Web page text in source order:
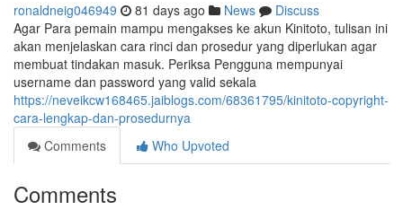
ronaldneig046949 81 days ago News
Discuss
Agar Para pemain mampu mengakses ke akun Kinitoto, tulisan ini
akan menjelaskan cara rinci dan prosedur yang diperlukan agar
membuat tindakan masuk. Periksa Pengguna mempunyai
username dan password yang valid sekala
https://neveikcw168465.jaiblogs.com/68361795/kinitoto-copyright-
cara-lengkap-dan-prosedurnya
Comments
Who Upvoted
Comments